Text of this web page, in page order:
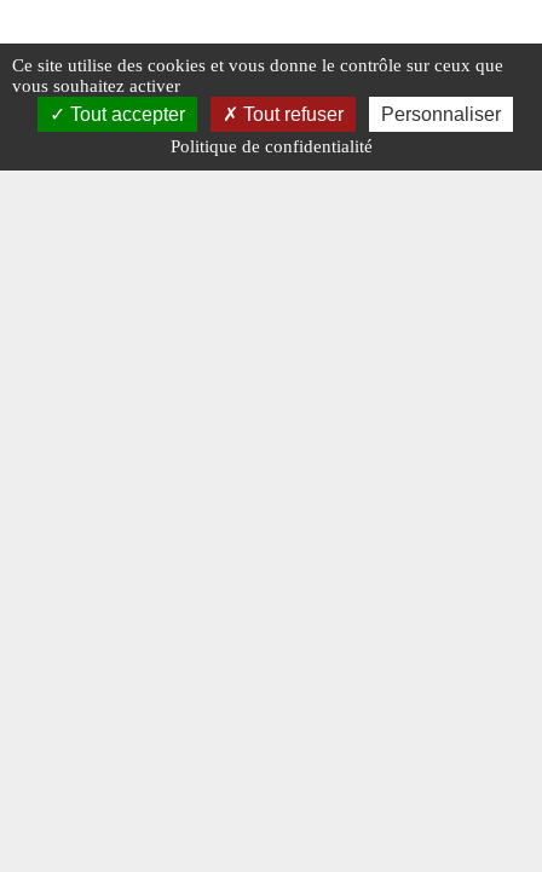
Ce site utilise des cookies et vous donne le contrôle sur ceux que
vous souhaitez activer
Tout accepter Tout refuser Personnaliser
Politique de confidentialité